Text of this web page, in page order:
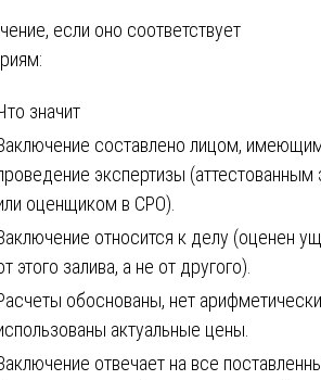
если оно соответствует
значит
составлено лицом,
экспертизы (аттестованным
оценщиком в СРО).
относится к делу (оценен
этого залива, а не от другого).
обоснованы, нет
актуальные цены.
отвечает на все